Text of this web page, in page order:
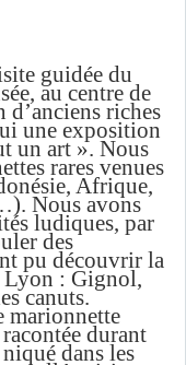
guidée du
au centre de
riches
une exposition
un art ». Nous
rares venues
Afrique,
Nous avons
ludiques, par
des
pu découvrir la
Lyon : Gignol,
canuts.
marionnette
durant
dans les